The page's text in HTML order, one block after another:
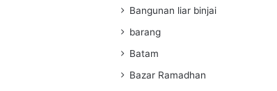
Bangunan liar binjai
barang
Batam
Bazar Ramadhan